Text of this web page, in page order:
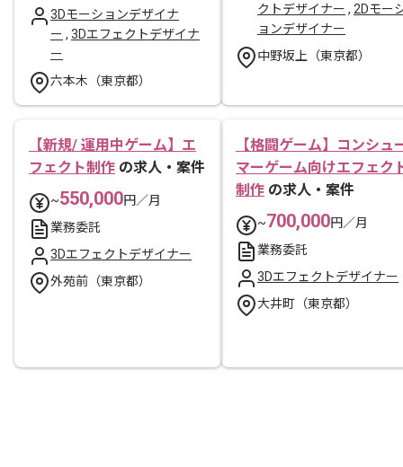
3Dモーションデザイナ
ー , 3Dエフェクトデザイナ
ー
六本木（東京都）
クトデザイナー , 2Dモー
ョンデザイナー
中野坂上（東京都）
【新規/ 運用中ゲーム】エ
フェクト制作 の求人・案件
~550,000円／月
業務委託
3Dエフェクトデザイナー
外苑前（東京都）
【格闘ゲーム】コンシュ
マーゲーム向けエフェク
制作 の求人・案件
~700,000円／月
業務委託
3Dエフェクトデザイナー
大井町（東京都）